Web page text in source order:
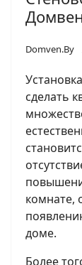
Domven.By
сделать
комнате,
доме.
Более